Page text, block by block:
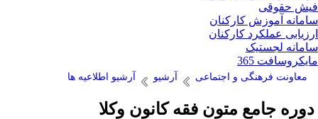
حقوقی
آموزش کارکنان
عملکرد کارکنان
لجستیک
365
معاونت فرهنگی و اجتماعی آرشیو آرشیو اطلاعیه ها
جامع متون فقه کانون وکلا